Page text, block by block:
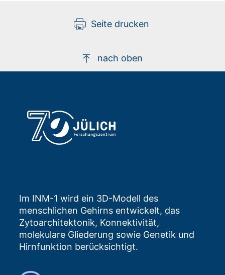
Seite drucken
nach oben
Im INM-1 wird ein 3D-Modell des
menschlichen Gehirns entwickelt, das
Zytoarchitektonik, Konnektivität,
molekulare Gliederung sowie Genetik und
Hirnfunktion berücksichtigt.